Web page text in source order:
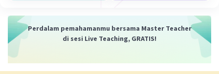
Perdalam pemahamanmu bersama Master Teacher
di sesi Live Teaching, GRATIS!